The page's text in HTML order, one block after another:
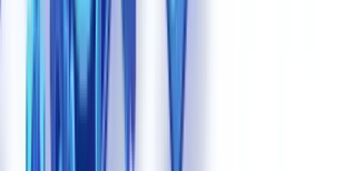
API — bem como as listas restritivas do
cruzar em tempo real as
de documentos sintéticos com registros de
de ativos e entidades sancionadas, uma
sofisticação de geração de documentos